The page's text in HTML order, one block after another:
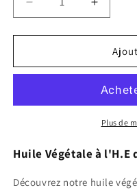
Réduire
la
quantité
Huile
l&#39;H.E
60
la
quantité
Huile
de
60
Plus de
Huile Végétale à l'H.E
Découvrez notre huile